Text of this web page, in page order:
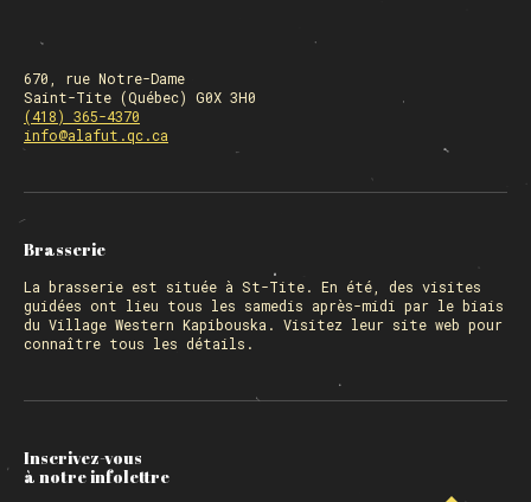
670, rue Notre-Dame
Saint-Tite (Québec) G0X 3H0
(418) 365-4370
info@alafut.qc.ca
Brasserie
La brasserie est située à St-Tite. En été, des visites
guidées ont lieu tous les samedis après-midi par le biais
du Village Western Kapibouska. Visitez leur site web pour
connaître tous les détails.
Inscrivez-vous
à notre infolettre